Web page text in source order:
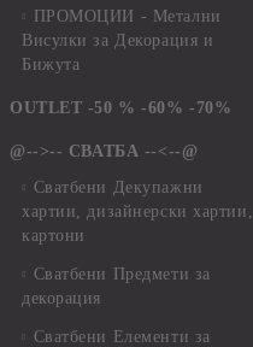
ПРОМОЦИИ - Метални
Висулки за Декорация и
Бижута
OUTLET -50 % -60% -70%
@-->-- СВАТБА --<--@
Сватбени Декупажни
хартии, дизайнерски хартии,
картони
Сватбени Предмети за
декорация
Сватбени Елементи за